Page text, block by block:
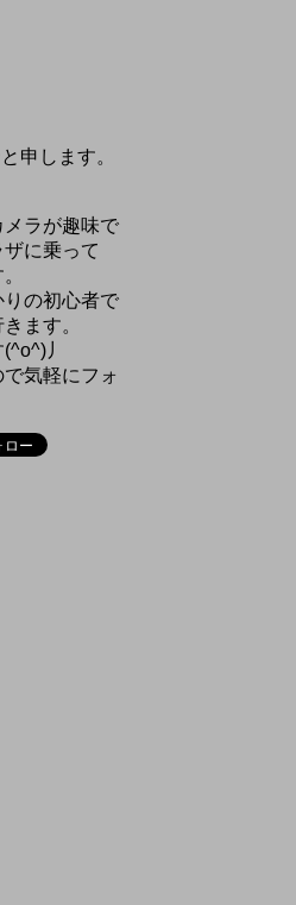
申します。
メラが趣味で
に乗って
りの初心者で
ます。
丿
気軽にフォ